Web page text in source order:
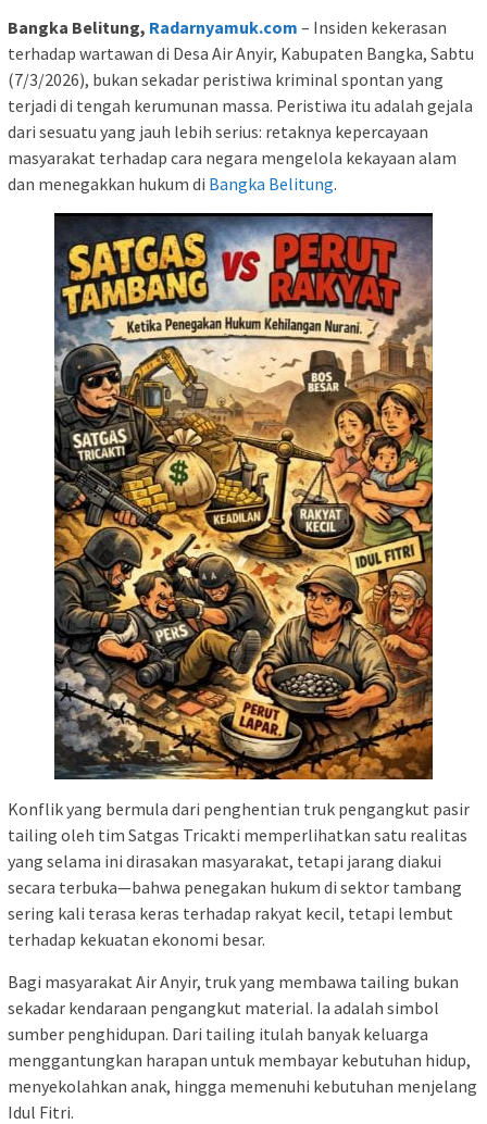
Bangka Belitung, Radarnyamuk.com – Insiden kekerasan
terhadap wartawan di Desa Air Anyir, Kabupaten Bangka, Sabtu
(7/3/2026), bukan sekadar peristiwa kriminal spontan yang
terjadi di tengah kerumunan massa. Peristiwa itu adalah gejala
dari sesuatu yang jauh lebih serius: retaknya kepercayaan
masyarakat terhadap cara negara mengelola kekayaan alam
dan menegakkan hukum di Bangka Belitung.
Konflik yang bermula dari penghentian truk pengangkut pasir
tailing oleh tim Satgas Tricakti memperlihatkan satu realitas
yang selama ini dirasakan masyarakat, tetapi jarang diakui
secara terbuka—bahwa penegakan hukum di sektor tambang
sering kali terasa keras terhadap rakyat kecil, tetapi lembut
terhadap kekuatan ekonomi besar.
Bagi masyarakat Air Anyir, truk yang membawa tailing bukan
sekadar kendaraan pengangkut material. Ia adalah simbol
sumber penghidupan. Dari tailing itulah banyak keluarga
menggantungkan harapan untuk membayar kebutuhan hidup,
menyekolahkan anak, hingga memenuhi kebutuhan menjelang
Idul Fitri.